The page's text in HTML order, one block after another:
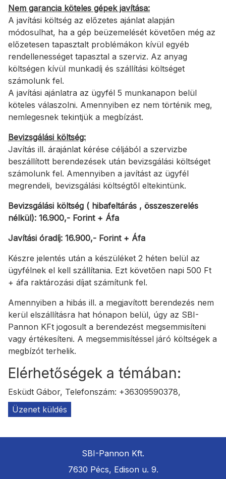
Nem garancia köteles gépek javítása:
A javítási költség az előzetes ajánlat alapján
módosulhat, ha a gép beüzemelését követően még az
előzetesen tapasztalt problémákon kívül egyéb
rendellenességet tapasztal a szerviz. Az anyag
költségen kívül munkadíj és szállítási költséget
számolunk fel.
A javítási ajánlatra az ügyfél 5 munkanapon belül
köteles válaszolni. Amennyiben ez nem történik meg,
nemlegesnek tekintjük a megbízást.
Bevizsgálási költség:
Javítás ill. árajánlat kérése céljából a szervizbe
beszállított berendezések után bevizsgálási költséget
számolunk fel. Amennyiben a javítást az ügyfél
megrendeli, bevizsgálási költségtől eltekintünk.
Bevizsgálási költség ( hibafeltárás , összeszerelés
nélkül): 16.900,- Forint + Áfa
Javítási óradíj: 16.900,- Forint + Áfa
Készre jelentés után a készüléket 2 héten belül az
ügyfélnek el kell szállítania. Ezt követően napi 500 Ft
+ áfa raktározási díjat számítunk fel.
Amennyiben a hibás ill. a megjavított berendezés nem
kerül elszállításra hat hónapon belül, úgy az SBI-
Pannon KFt jogosult a berendezést megsemmisíteni
vagy értékesíteni. A megsemmisítéssel járó költségek a
megbízót terhelik.
Elérhetőségek a témában:
Esküdt Gábor, Telefonszám: +36309590378,
Üzenet küldés
SBI-Pannon Kft.
7630 Pécs, Edison u. 9.